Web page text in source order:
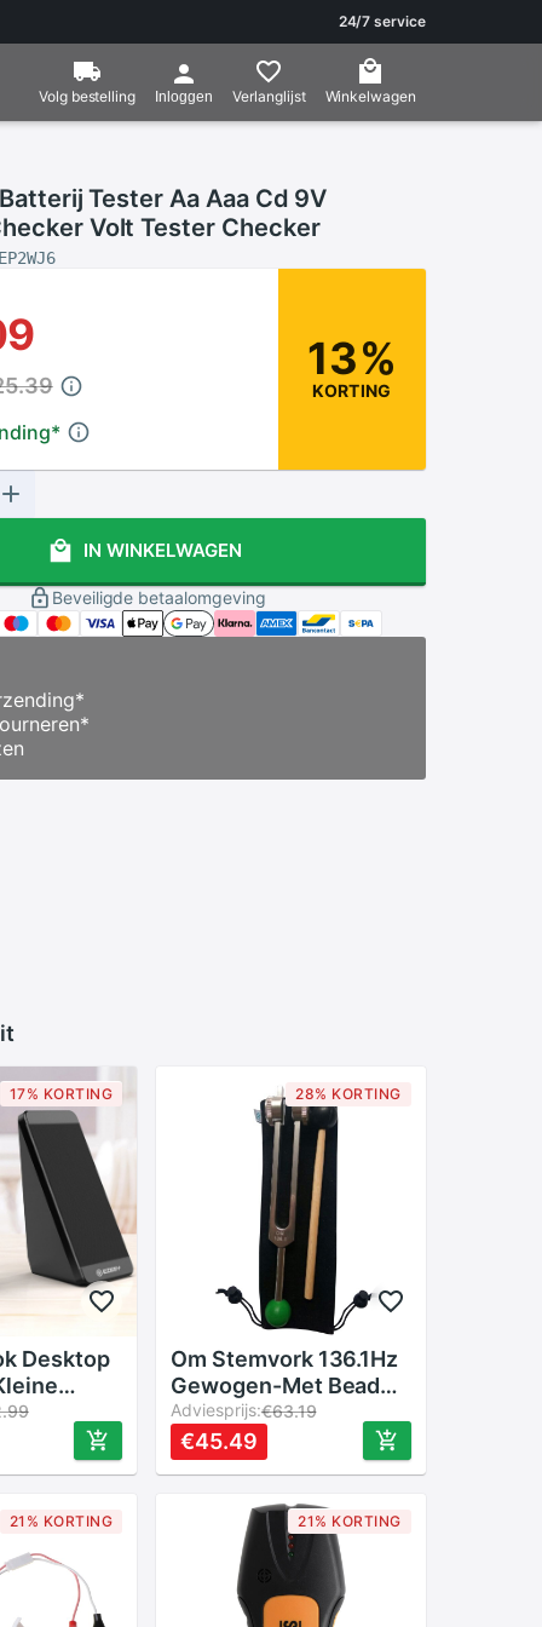
24/7 service
Volg bestelling Inloggen Verlanglijst Winkelwagen
Tester Aa Aaa Cd 9V
Volt Tester Checker
*
13%
KORTING
IN WINKELWAGEN
Beveiligde betaalomgeving
*
*
17% KORTING
Desktop
Usb
Mobiele
28% KORTING
Om Stemvork 136.1Hz
Gewogen-Met Bead
Base Voor Ultieme
Genezing En
Ontspanning-Groen
Adviesprijs:€63.19
€45.49
21% KORTING 21% KORTING